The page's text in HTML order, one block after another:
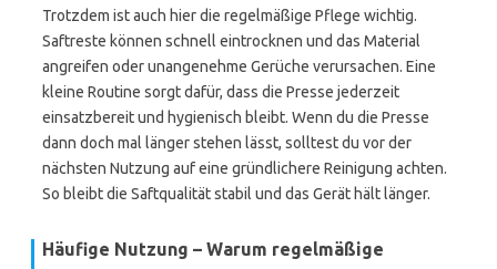
Trotzdem ist auch hier die regelmäßige Pflege wichtig.
Saftreste können schnell eintrocknen und das Material
angreifen oder unangenehme Gerüche verursachen. Eine
kleine Routine sorgt dafür, dass die Presse jederzeit
einsatzbereit und hygienisch bleibt. Wenn du die Presse
dann doch mal länger stehen lässt, solltest du vor der
nächsten Nutzung auf eine gründlichere Reinigung achten.
So bleibt die Saftqualität stabil und das Gerät hält länger.
Häufige Nutzung – Warum regelmäßige